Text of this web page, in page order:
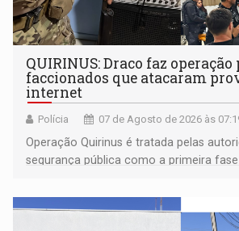
QUIRINUS: Draco faz
faccionados que atacaram
internet
Polícia 07 de Agosto de 2026 às
Operação Quirinus é tratada pelas
segurança pública como a primeira